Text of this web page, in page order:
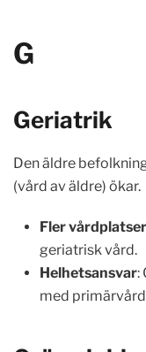
G
Geriatrik
Den äldre
(vård av äldre) ökar.
Fler vårdplatser
geriatrisk vård.
Helhetsansvar:
med